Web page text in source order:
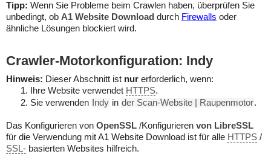
Tipp: Wenn Sie Probleme beim Crawlen haben, überprüfen Sie
unbedingt, ob A1 Website Download durch Firewalls oder
ähnliche Lösungen blockiert wird.
Crawler-Motorkonfiguration: Indy
Hinweis: Dieser Abschnitt ist nur erforderlich, wenn:
Ihre Website verwendet HTTPS.
Sie verwenden
Indy in der Scan-Website | Raupenmotor.
Das Konfigurieren von OpenSSL /Konfigurieren von LibreSSL
für die Verwendung mit A1 Website Download ist für alle HTTPS /
SSL- basierten Websites hilfreich.